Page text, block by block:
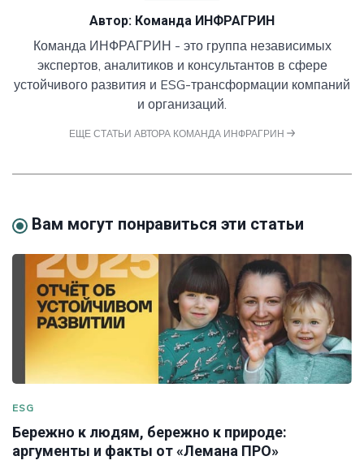
Автор: Команда ИНФРАГРИН
Команда ИНФРАГРИН - это группа независимых
экспертов, аналитиков и консультантов в сфере
устойчивого развития и ESG-трансформации компаний
и организаций.
ЕЩЕ СТАТЬИ АВТОРА КОМАНДА ИНФРАГРИН
Вам могут понравиться эти статьи
ESG
Бережно к людям, бережно к природе:
аргументы и факты от «Лемана ПРО»